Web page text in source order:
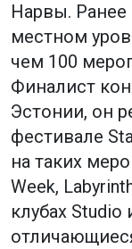
Нарвы. Ранее
местном
чем 100
Финалист
Эстонии, он
фестивале
на таких
Week,
клубах Studio